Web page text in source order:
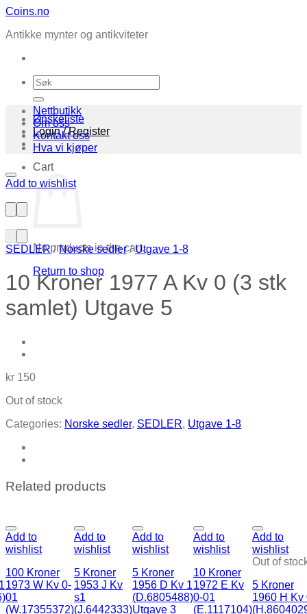
Skip
content
Coins.no
Antikke mynter og antikviteter
Search
for:
Ønskeliste
Login / Register
Cart
No products in the cart.
Return to shop
Nettbutikk
Om oss
Kontakt oss
Hva vi kjøper
Add to wishlist
SEDLER / Norske sedler / Utgave 1-8
10 Kroner 1977 A Kv 0 (3 stk
samlet) Utgave 5
kr 150
Out of stock
Categories: Norske sedler, SEDLER, Utgave 1-8
Related products
Add to
wishlist
100 Kroner
1973 W Kv 0-
01
(W.17355372)
Add to
wishlist
5 Kroner
1953 J Kv
s1
(J.6442333)
Add to
wishlist
5 Kroner
1956 D Kv 1
(D.6805488)
Utgave 3
Add to
wishlist
10 Kroner
1972 E Kv
0-01
(E.1117104)
Add to
wishlist
Out of
5 Kroner
1960 H Kv